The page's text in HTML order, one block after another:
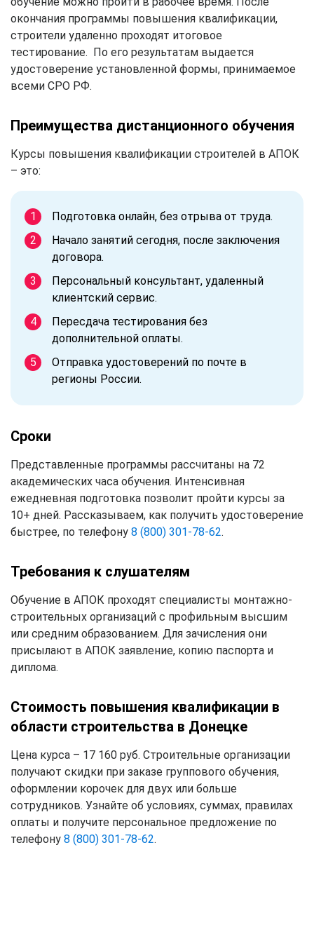
окончания программы повышения квалификации,
строители удаленно проходят итоговое
тестирование. По его результатам выдается
удостоверение установленной формы, принимаемое
всеми СРО РФ.
Преимущества дистанционного обучения
Курсы повышения квалификации строителей в АПОК
– это:
Подготовка онлайн, без отрыва от труда.
Начало занятий сегодня, после заключения
договора.
Персональный консультант, удаленный
клиентский сервис.
Пересдача тестирования без
дополнительной оплаты.
Отправка удостоверений по почте в
регионы России.
Сроки
Представленные программы рассчитаны на 72
академических часа обучения. Интенсивная
ежедневная подготовка позволит пройти курсы за
10+ дней. Рассказываем, как получить удостоверение
быстрее, по телефону 8 (800) 301-78-62.
Требования к слушателям
Обучение в АПОК проходят специалисты монтажно-
строительных организаций с профильным высшим
или средним образованием. Для зачисления они
присылают в АПОК заявление, копию паспорта и
диплома.
Стоимость повышения квалификации в
области строительства в Донецке
Цена курса – 17 160 руб. Строительные организации
получают скидки при заказе группового обучения,
оформлении корочек для двух или больше
сотрудников. Узнайте об условиях, суммах, правилах
оплаты и получите персональное предложение по
телефону 8 (800) 301-78-62.